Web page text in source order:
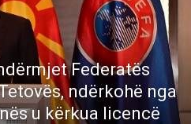
Federatës
ndërkohë nga
u kërkua licencë